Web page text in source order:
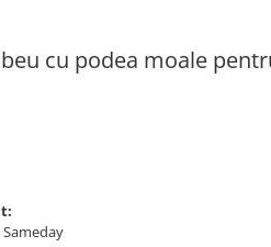
cu podea moale